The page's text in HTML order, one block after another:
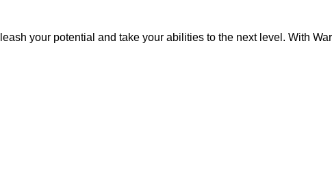
your potential and take your abilities to the next level. With